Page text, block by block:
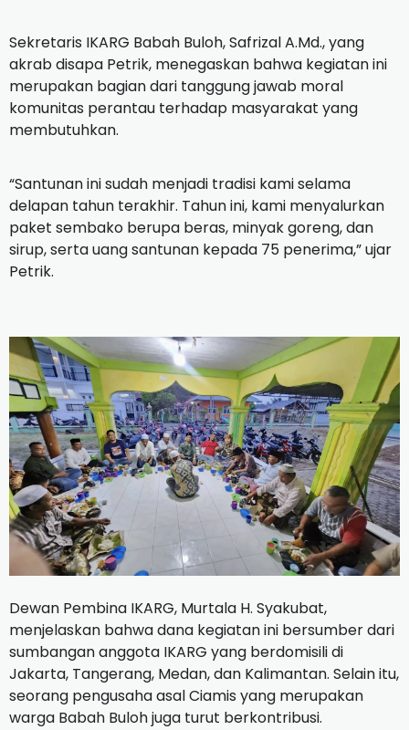
Sekretaris IKARG Babah Buloh, Safrizal A.Md., yang
akrab disapa Petrik, menegaskan bahwa kegiatan ini
merupakan bagian dari tanggung jawab moral
komunitas perantau terhadap masyarakat yang
membutuhkan.
“Santunan ini sudah menjadi tradisi kami selama
delapan tahun terakhir. Tahun ini, kami menyalurkan
paket sembako berupa beras, minyak goreng, dan
sirup, serta uang santunan kepada 75 penerima,” ujar
Petrik.
Dewan Pembina IKARG, Murtala H. Syakubat,
menjelaskan bahwa dana kegiatan ini bersumber dari
sumbangan anggota IKARG yang berdomisili di
Jakarta, Tangerang, Medan, dan Kalimantan. Selain itu,
seorang pengusaha asal Ciamis yang merupakan
warga Babah Buloh juga turut berkontribusi.